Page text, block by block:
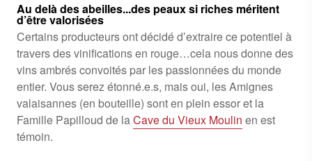
Au delàdes abeilles...des peaux si riches méritent
d’être valorisées
Certains producteurs ont décidé d’extraire ce potentiel à
travers des vinifications en rouge…cela nous donne des
vins ambrés convoités par les passionnées du monde
entier. Vous serez étonné.e.s, mais oui, les Amignes
valaisannes (en bouteille) sont en plein essor et la
Famille Papilloud de laCave du Vieux Moulin en est
témoin.